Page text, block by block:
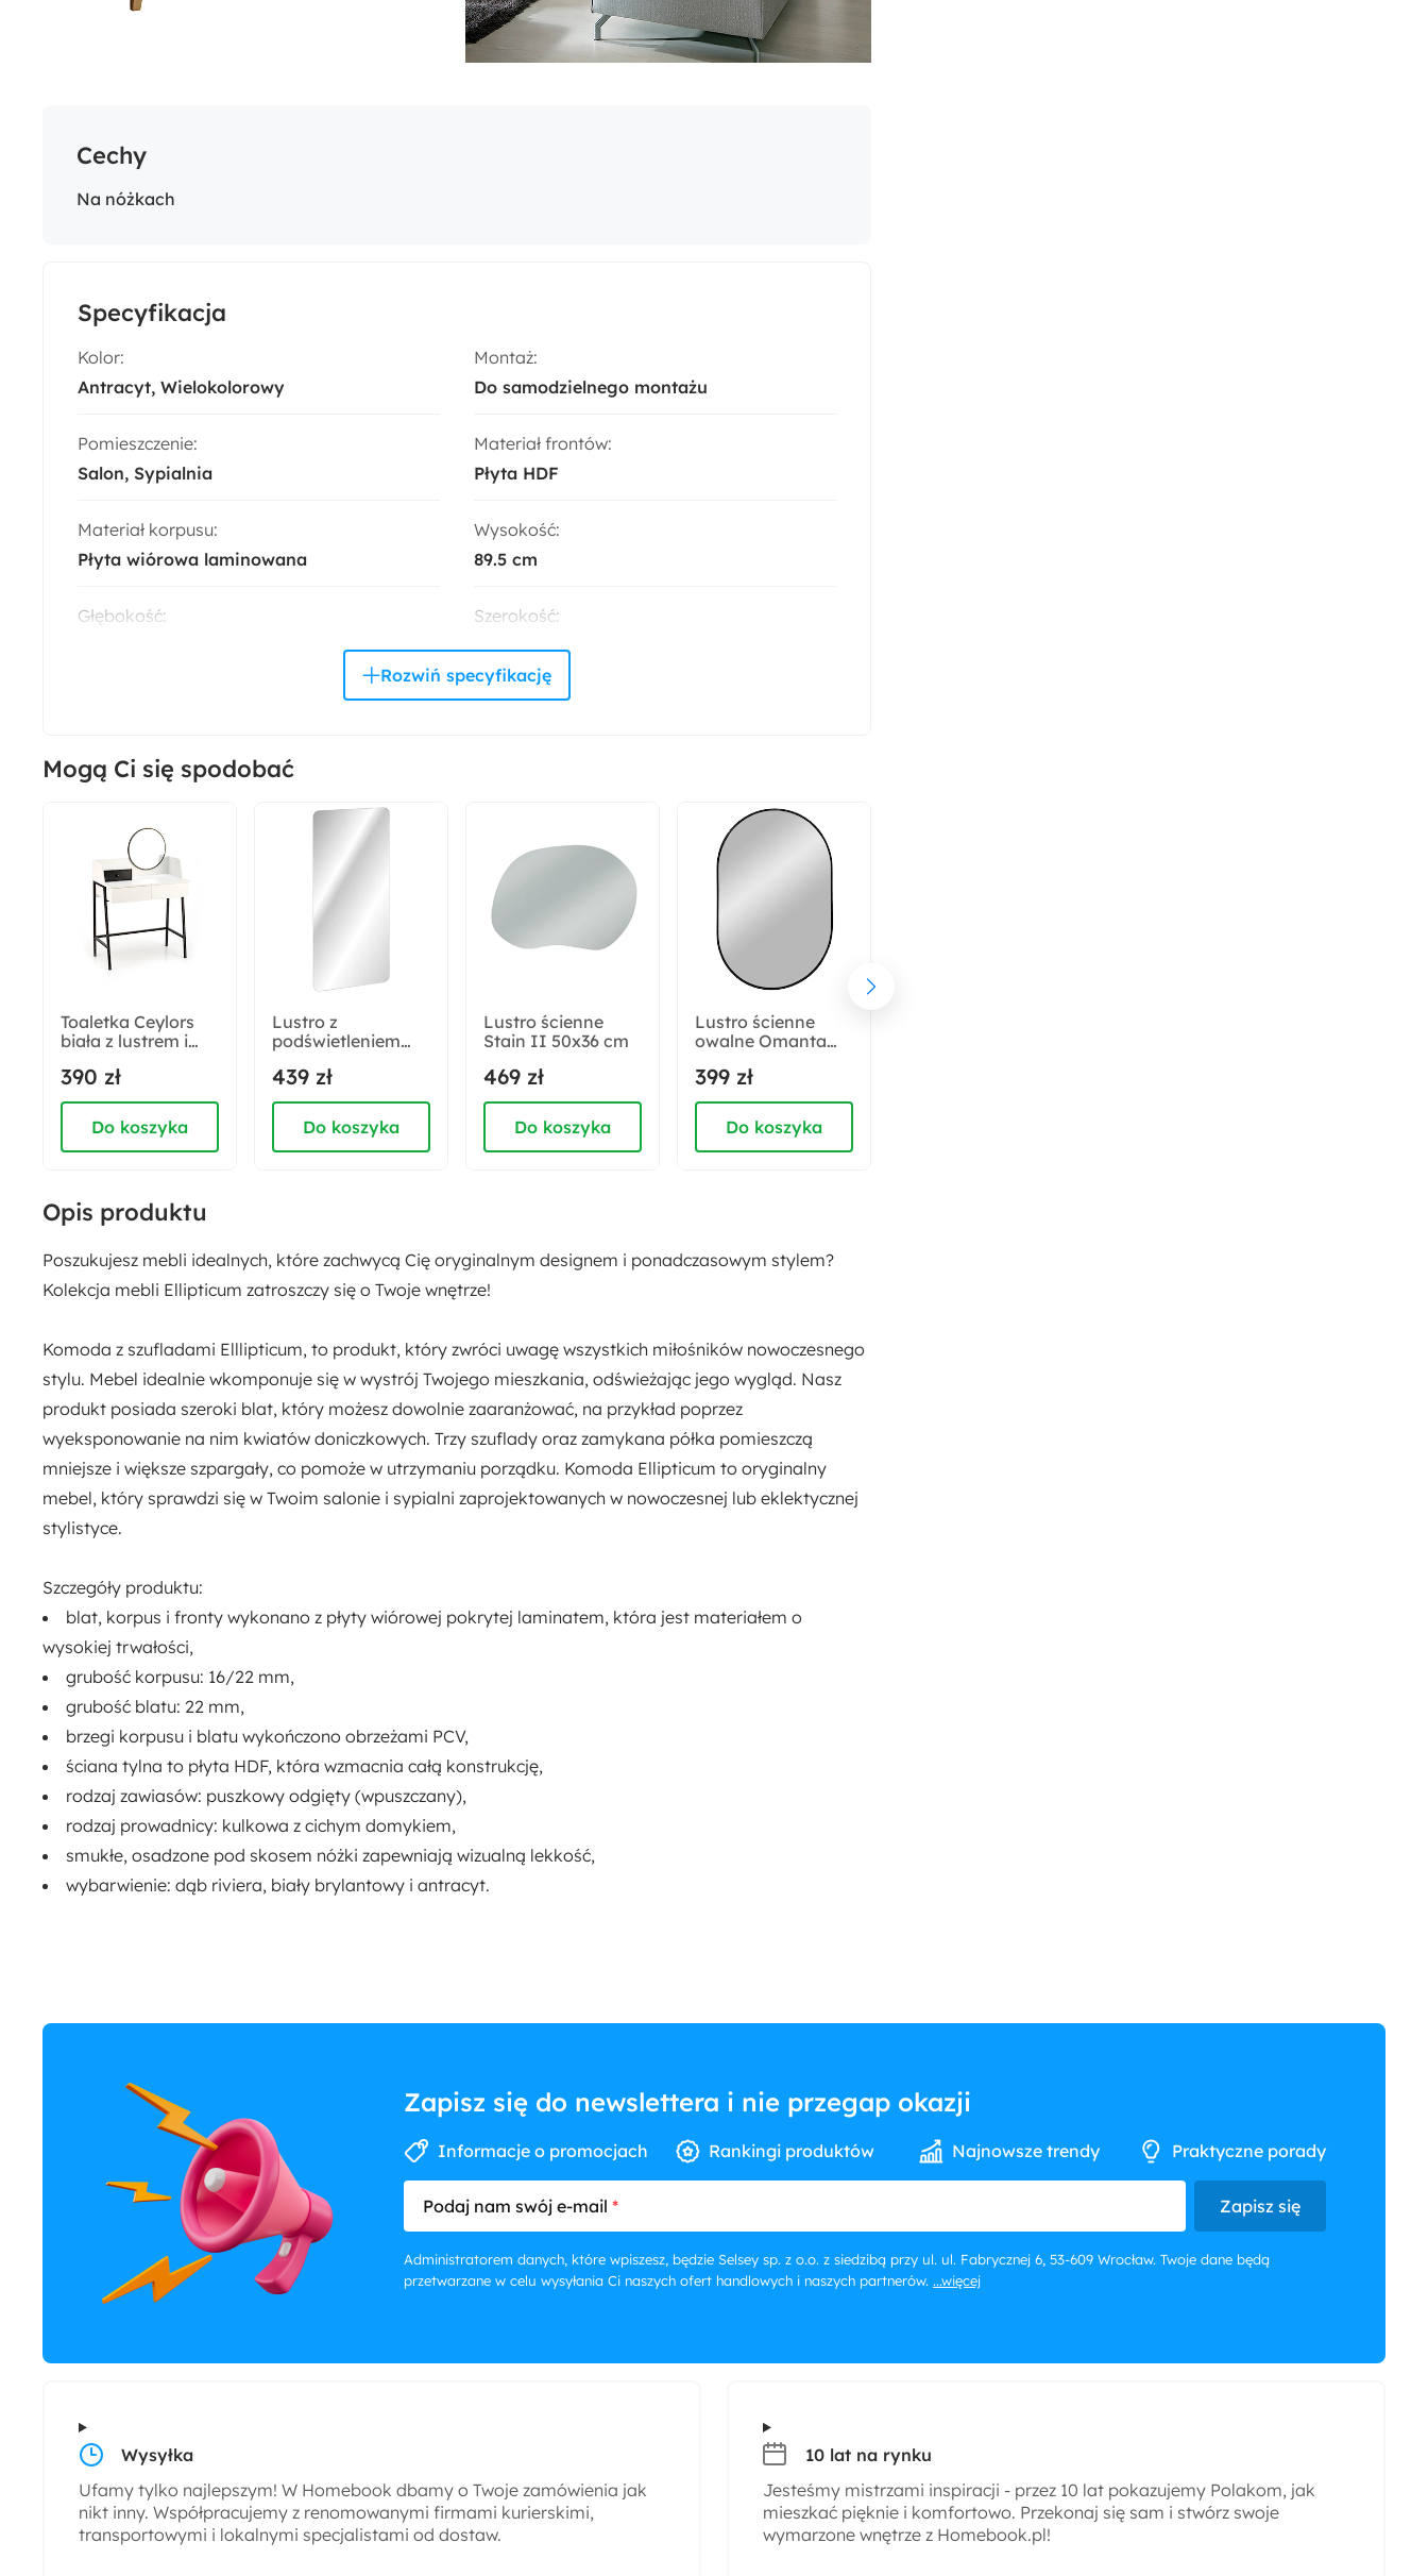
Cechy
Na nóżkach
Specyfikacja
Kolor:
Antracyt Wielokolorowy
Montaż:
Do samodzielnego montażu
Pomieszczenie:
Salon Sypialnia
Materiał frontów:
Płyta HDF
Materiał korpusu:
Płyta wiórowa laminowana
Wysokość:
89.5 cm
Głębokość:
Szerokość:
120 cm
Kolor korpusu:
Kolor uchwytów:
Liczba szuflad:
Zabezpieczenie obrzeży:
Obrzeża PVC
Dostępne oświetlenie:
Długość:
46 cm
Funkcje:
Na nóżkach
Materiał:
Sposób montażu:
Mogą Ci się spodobać
Toaletka Ceylors
biała z lustrem i
390 zł
Do koszyka
Lustro z
podświetleniem
cm
439 zł
Do koszyka
Lustro ścienne
Stain II 50x36 cm
469 zł
Do koszyka
Lustro ścienne
owalne Omanta
cm
399 zł
Do koszyka
Opis produktu
Poszukujesz mebli idealnych, które zachwycą Cię oryginalnym designem i ponadczasowym stylem?
Kolekcja mebli Ellipticum zatroszczy się o Twoje wnętrze!
Komoda z szufladami Elllipticum, to produkt, który zwróci uwagę wszystkich miłośników nowoczesnego
stylu. Mebel idealnie wkomponuje się w wystrój Twojego mieszkania, odświeżając jego wygląd. Nasz
produkt posiada szeroki blat, który możesz dowolnie zaaranżować, na przykład poprzez
wyeksponowanie na nim kwiatów doniczkowych. Trzy szuflady oraz zamykana półka pomieszczą
mniejsze i większe szpargały, co pomoże w utrzymaniu porządku. Komoda Ellipticum to oryginalny
mebel, który sprawdzi się w Twoim salonie i sypialni zaprojektowanych w nowoczesnej lub eklektycznej
stylistyce.
Szczegóły produktu:
blat, korpus i fronty wykonano z płyty wiórowej pokrytej laminatem, która jest materiałem o
wysokiej trwałości,
grubość korpusu: 16/22 mm,
grubość blatu: 22 mm,
brzegi korpusu i blatu wykończono obrzeżami PCV,
ściana tylna to płyta HDF, która wzmacnia całą konstrukcję,
rodzaj zawiasów: puszkowy odgięty (wpuszczany),
rodzaj prowadnicy: kulkowa z cichym domykiem,
smukłe, osadzone pod skosem nóżki zapewniają wizualną lekkość,
wybarwienie: dąb riviera, biały brylantowy i antracyt.
Zapisz się do newslettera i nie przegap okazji
Informacje o promocjach Rankingi produktów Najnowsze trendy Praktyczne porady
Podaj nam swój e-mail Zapisz się
Administratorem danych, które wpiszesz, będzie Selsey sp. z o.o. z siedzibą przy ul. ul. Fabrycznej 6, 53-609 Wrocław. Twoje dane będą
przetwarzane w celu wysyłania Ci naszych ofert handlowych i naszych partnerów. ...więcej
Wysyłka
Ufamy tylko najlepszym! W Homebook dbamy o Twoje zamówienia jak
nikt inny. Współpracujemy z renomowanymi firmami kurierskimi,
transportowymi i lokalnymi specjalistami od dostaw.
10 lat na rynku
Jesteśmy mistrzami inspiracji - przez 10 lat pokazujemy Polakom, jak
mieszkać pięknie i komfortowo. Przekonaj się sam i stwórz swoje
wymarzone wnętrze z Homebook.pl!